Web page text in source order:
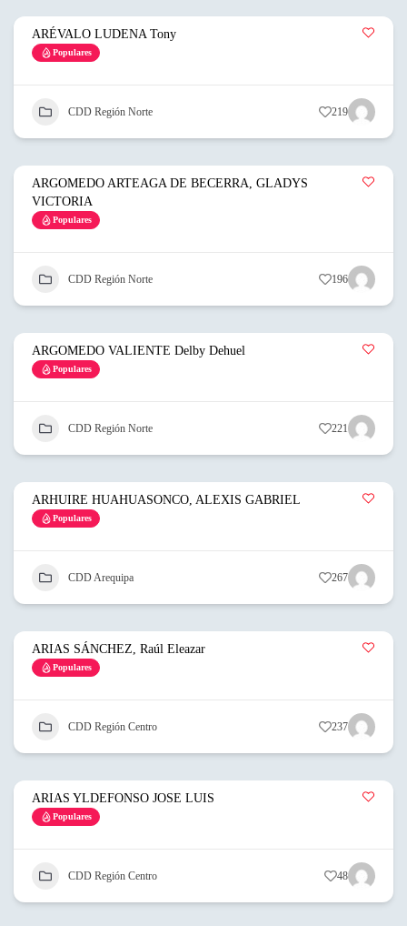
ARÉVALO LUDENA Tony
Populares
CDD Región Norte 219
ARGOMEDO ARTEAGA DE BECERRA, GLADYS
VICTORIA
Populares
CDD Región Norte 196
ARGOMEDO VALIENTE Delby Dehuel
Populares
CDD Región Norte 221
ARHUIRE HUAHUASONCO, ALEXIS GABRIEL
Populares
CDD Arequipa 267
ARIAS SÁNCHEZ, Raúl Eleazar
Populares
CDD Región Centro 237
ARIAS YLDEFONSO JOSE LUIS
Populares
CDD Región Centro 48